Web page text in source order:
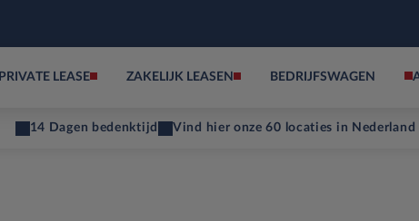
PRIVATE LEASE ZAKELIJK LEASEN BEDRIJFSWAGEN
14 Dagen bedenktijd Vind hier onze 60 locaties in Nederland